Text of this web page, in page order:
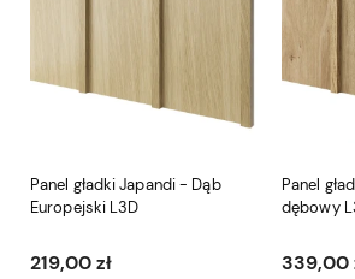
Panel gładki Japandi - Dąb
Europejski L3D
219,00 zł
Panel
dębowy
339,00